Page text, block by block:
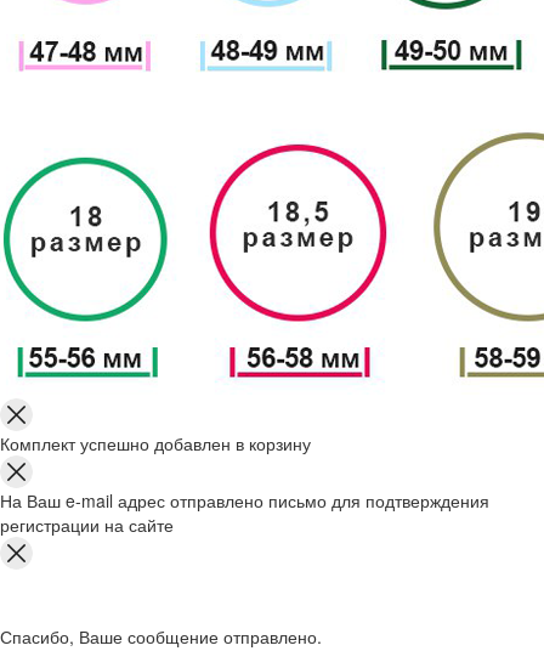
Комплект успешно добавлен в корзину
На Ваш e-mail адрес отправлено письмо для подтверждения
регистрации на сайте
Спасибо, Ваше сообщение отправлено.